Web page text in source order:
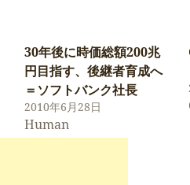
30年後に時価総額200兆
円目指す、後継者育成へ
＝ソフトバンク社長
2010年6月28日
Human